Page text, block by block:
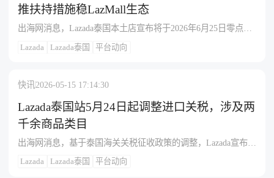
推扶持措施稳LazMall生态
出海网消息，Lazada泰国本土店宣布将于2026年6月25日零点起
同步上调普通商家市场服务费及LazMall商城店铺服务费，此次
调整旨在应对持续上涨的运营成本以保障平台服务质量和业务
提供营销扶持及推出折扣活动等组合措施进行流量与转化支
持，以缓解成本波动对商户经营的影响并维持整体市场竞争
力，建议相关卖家提前核算成本变动对利润的影响并关注后续
官方扶持政策细则。
Lazada Lazada泰国 平台动向
快讯 2026-05-15 17:14:30
Lazada泰国站5月24日起调整进口关税，涉及两
千余商品类目
出海网消息，基于泰国海关关税征收政策的调整，Lazada宣布自
2026年5月24日零时起对泰国站点跨境直邮包裹的进口关税进行
更新，此次调整涉及平台知识库中2819个泰国商品类目，其中
Lazada Lazada泰国 平台动向